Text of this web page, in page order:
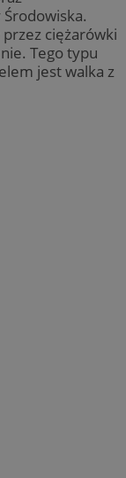
ciężarówki
Tego typu
jest walka z